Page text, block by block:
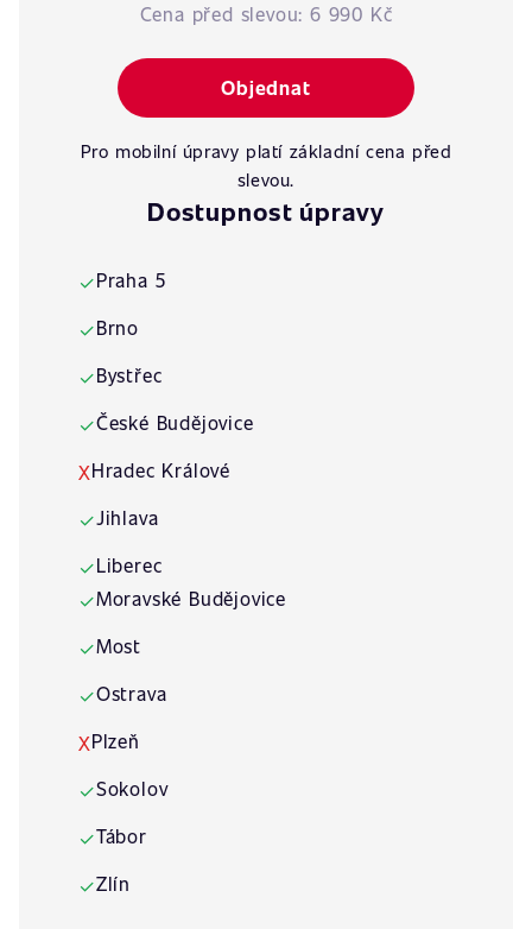
Cena před slevou: 6 990 Kč
Objednat
Pro mobilní úpravy platí základní cena před
slevou.
Dostupnost úpravy
✓Praha 5
✓Brno
✓Bystřec
✓České Budějovice
XHradec Králové
✓Jihlava
✓Liberec
✓Moravské Budějovice
✓Most
✓Ostrava
XPlzeň
✓Sokolov
✓Tábor
✓Zlín